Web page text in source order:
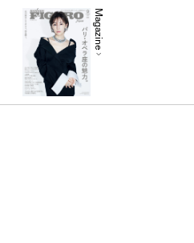
Magazine